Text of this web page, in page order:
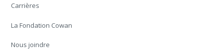
Carrières
La Fondation Cowan
Nous joindre